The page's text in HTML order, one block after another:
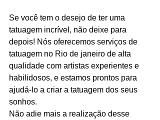
Se você tem o desejo de ter uma
tatuagem incrível, não deixe para
depois! Nós oferecemos serviços de
tatuagem no Rio de janeiro de alta
qualidade com artistas experientes e
habilidosos, e estamos prontos para
ajudá-lo a criar a tatuagem dos seus
sonhos.
Não adie mais a realização desse